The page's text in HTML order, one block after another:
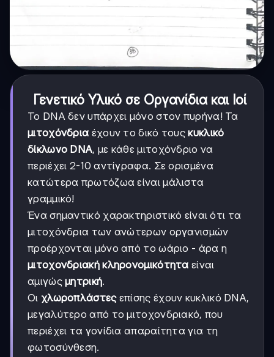
Γενετικό Υλικό σε Οργανίδια και Ιοί
Το DNA δεν υπάρχει μόνο στον πυρήνα! Τα
μιτοχόνδρια έχουν το δικό τουςκυκλικό
δίκλωνο DNA, με κάθε μιτοχόνδριο να
περιέχει 2-10 αντίγραφα. Σε ορισμένα
κατώτερα πρωτόζωα είναι μάλιστα
γραμμικό!
Ένα σημαντικό χαρακτηριστικό είναι ότι τα
μιτοχόνδρια των ανώτερων οργανισμών
προέρχονται μόνο από το ωάριο - άρα η
μιτοχονδριακή κληρονομικότητα είναι
αμιγώςμητρική.
Οι χλωροπλάστεςεπίσης έχουν κυκλικό DNA,
μεγαλύτερο από το μιτοχονδριακό, που
περιέχει τα γονίδια απαραίτητα για τη
φωτοσύνθεση.